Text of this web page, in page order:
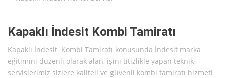
Kapaklı İndesit Kombi Tamiratı
Kapaklı İndesit Kombi Tamiratı konusunda İndesit marka
eğitimini düzenli olarak alan, işini titizlikle yapan teknik
servislerimiz sizlere kaliteli ve güvenli kombi tamiratı hizmeti